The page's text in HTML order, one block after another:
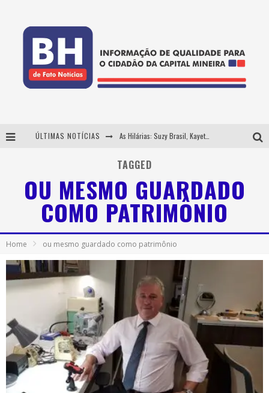
ÚLTIMAS NOTÍCIAS As Hilárias: Suzy Brasil, Kayete e Karoline Absinto retornam a Belo Horizonte para apresentação única no Teatro Sesiminas
Usecorp consolida a 'economia do uso' no B2B brasileiro, vira S.A. e impulsiona expansão com novo fundo estruturado
Hot Wheels Monster Trucks Live™ confirma Belo Horizonte na turnê América do Sul 2027
TAGGED
OU MESMO GUARDADO
COMO PATRIMÔNIO
Home ou mesmo guardado como patrimônio